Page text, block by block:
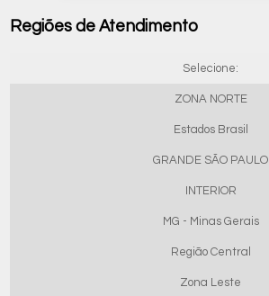
Regiões de Atendimento
Selecione:
ZONA NORTE
Estados Brasil
GRANDE SÃO PAULO
INTERIOR
MG - Minas Gerais
Região Central
Zona Leste